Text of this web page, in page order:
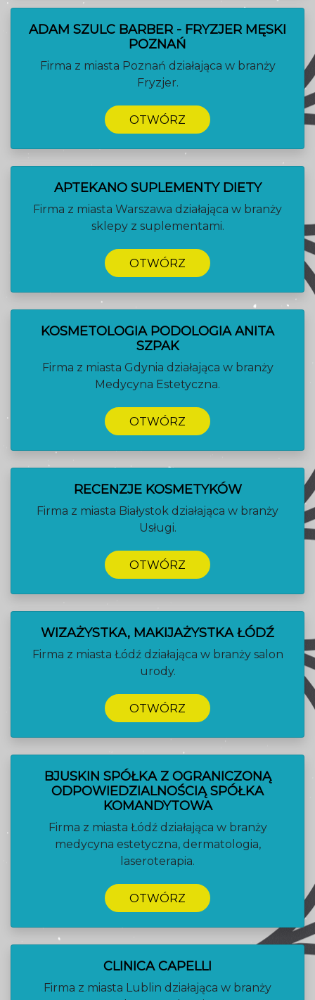
ADAM SZULC BARBER - FRYZJER MĘSKI
POZNAŃ
Firma z miasta Poznań działająca w branży
Fryzjer.
OTWÓRZ
APTEKANO SUPLEMENTY DIETY
Firma z miasta Warszawa działająca w branży
sklepy z suplementami.
OTWÓRZ
KOSMETOLOGIA PODOLOGIA ANITA
SZPAK
Firma z miasta Gdynia działająca w branży
Medycyna Estetyczna.
OTWÓRZ
RECENZJE KOSMETYKÓW
Firma z miasta Białystok działająca w branży
Usługi.
OTWÓRZ
WIZAŻYSTKA, MAKIJAŻYSTKA ŁÓDŹ
Firma z miasta Łódź działająca w branży salon
urody.
OTWÓRZ
BJUSKIN SPÓŁKA Z OGRANICZONĄ
ODPOWIEDZIALNOŚCIĄ SPÓŁKA
KOMANDYTOWA
Firma z miasta Łódź działająca w branży
medycyna estetyczna, dermatologia,
laseroterapia.
OTWÓRZ
CLINICA CAPELLI
Firma z miasta Lublin działająca w branży